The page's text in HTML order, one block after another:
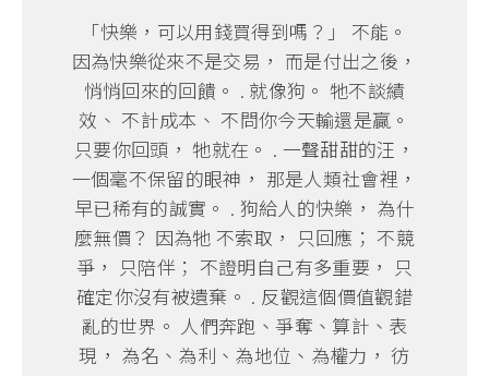
「快樂，可以用錢買得到嗎？」 不能。
因為快樂從來不是交易， 而是付出之後，
悄悄回來的回饋。 . 就像狗。 牠不談績
效、 不計成本、 不問你今天輸還是贏。
只要你回頭， 牠就在。 . 一聲甜甜的汪，
一個毫不保留的眼神， 那是人類社會裡，
早已稀有的誠實。 . 狗給人的快樂， 為什
麼無價？ 因為牠 不索取， 只回應； 不競
爭， 只陪伴； 不證明自己有多重要， 只
確定你沒有被遺棄。 . 反觀這個價值觀錯
亂的世界。 人們奔跑、爭奪、算計、表
現， 為名、為利、為地位、為權力， 彷